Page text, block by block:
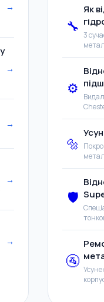
→
→
→
→
→
🔧
Як
3
⚙️
🔩
🛡️
🚰